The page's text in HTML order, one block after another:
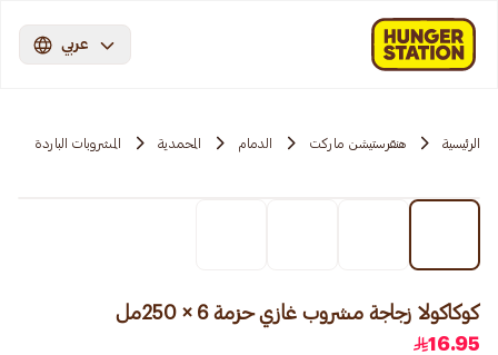
عربي
الرئيسية هنقرستيشن ماركت الدمام المحمدية المشروبات الباردة
كوكاكولا زجاجة مشروب غازي حزمة 6 × 250مل
16.95